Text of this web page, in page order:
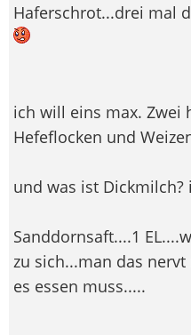
Haferschrot...drei mal
ich will eins max. Zwei
Hefeflocken und
und was ist
Sanddornsaft....1
zu sich...man das
es essen muss.....